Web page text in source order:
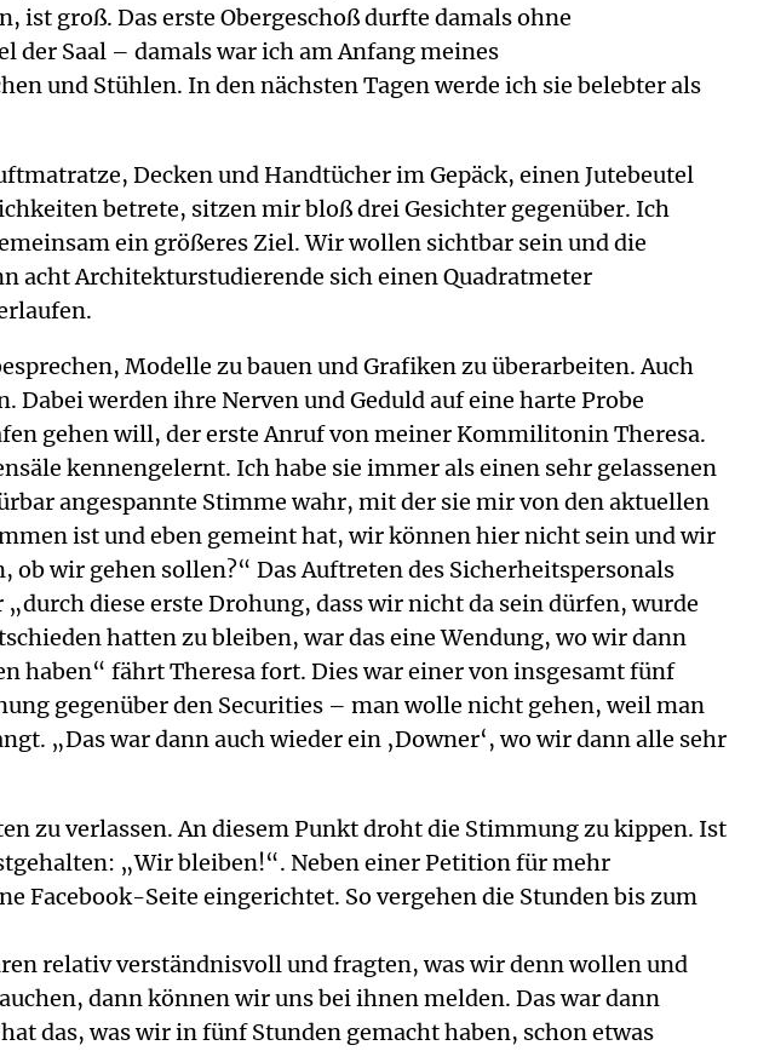
ist groß. Das erste Obergeschoß durfte damals ohne
der Saal – damals war ich am Anfang meines
und Stühlen. In den nächsten Tagen werde ich sie belebter als
Decken und Handtücher im Gepäck, einen Jutebeutel
betrete, sitzen mir bloß drei Gesichter gegenüber. Ich
ein größeres Ziel. Wir wollen sichtbar sein und die
acht Architekturstudierende sich einen Quadratmeter
Modelle zu bauen und Grafiken zu überarbeiten. Auch
werden ihre Nerven und Geduld auf eine harte Probe
gehen will, der erste Anruf von meiner Kommilitonin Theresa.
kennengelernt. Ich habe sie immer als einen sehr gelassenen
angespannte Stimme wahr, mit der sie mir von den aktuellen
ist und eben gemeint hat, wir können hier nicht sein und wir
wir gehen sollen?“ Das Auftreten des Sicherheitspersonals
diese erste Drohung, dass wir nicht da sein dürfen, wurde
hatten zu bleiben, war das eine Wendung, wo wir dann
haben“ fährt Theresa fort. Dies war einer von insgesamt fünf
gegenüber den Securities – man wolle nicht gehen, weil man
„Das war dann auch wieder ein ‚Downer‘, wo wir dann alle sehr
zu verlassen. An diesem Punkt droht die Stimmung zu kippen. Ist
„Wir bleiben!“. Neben einer Petition für mehr
Facebook-Seite eingerichtet. So vergehen die Stunden bis zum
relativ verständnisvoll und fragten, was wir denn wollen und
dann können wir uns bei ihnen melden. Das war dann
das, was wir in fünf Stunden gemacht haben, schon etwas